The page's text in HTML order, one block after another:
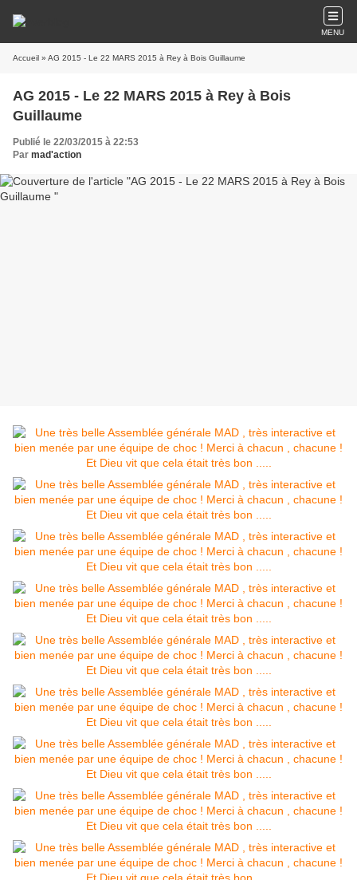
MENU
Accueil » AG 2015 - Le 22 MARS 2015 à Rey à Bois Guillaume
AG 2015 - Le 22 MARS 2015 à Rey à Bois
Guillaume
Publié le 22/03/2015 à 22:53
Par mad'action